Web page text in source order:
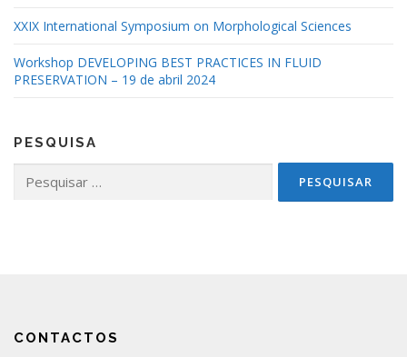
XXIX International Symposium on Morphological Sciences
Workshop DEVELOPING BEST PRACTICES IN FLUID
PRESERVATION – 19 de abril 2024
PESQUISA
por:
CONTACTOS